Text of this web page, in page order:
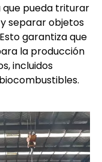
que pueda triturar
separar objetos
garantiza que
la producción
incluidos